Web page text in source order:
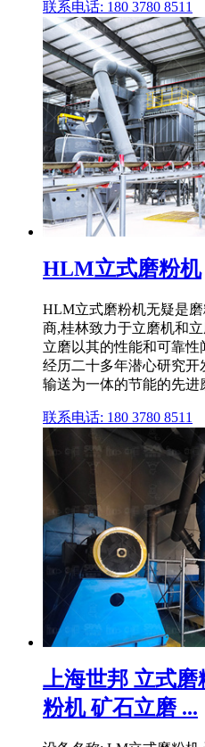
联系电话: 180 3780 8511
HLM立式磨粉机
HLM立式磨粉机无疑是
商,桂林致力于立磨机和
立磨以其的性能和可靠
经历二十多年潜心研究开
输送为一体的节能的先进
联系电话: 180 3780 8511
上海世邦 立式
粉机 矿石立磨 ...